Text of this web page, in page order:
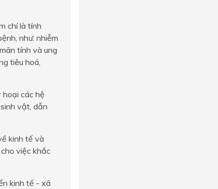
chí là tính
như: nhiễm
tính và ung
tiêu hoá,
hoại các hệ
vật, dẫn
kinh tế và
việc khắc
kinh tế - xã